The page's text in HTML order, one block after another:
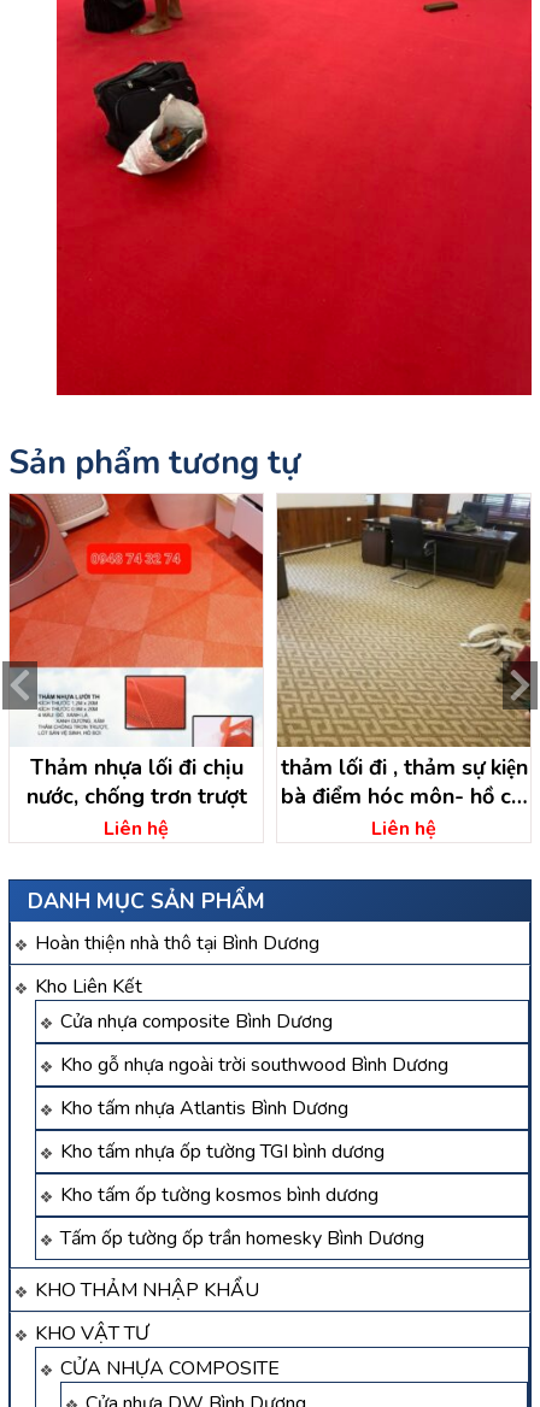
DANH MỤC SẢN PHẨM
Hoàn thiện nhà thô tại Bình Dương
Kho Liên Kết
Cửa nhựa composite Bình Dương
Kho gỗ nhựa ngoài trời southwood Bình Dương
Kho tấm nhựa Atlantis Bình Dương
Kho tấm nhựa ốp tường TGI bình dương
Kho tấm ốp tường kosmos bình dương
Tấm ốp tường ốp trần homesky Bình Dương
KHO THẢM NHẬP KHẨU
KHO VẬT TƯ
CỬA NHỰA COMPOSITE
Sản phẩm tương tự
Thảm nhựa lối đi chịu
nước, chống trơn trượt
Liên hệ
thảm lối đi , thảm sự kiện
bà điểm hóc môn- hồ chí
minh
Liên hệ